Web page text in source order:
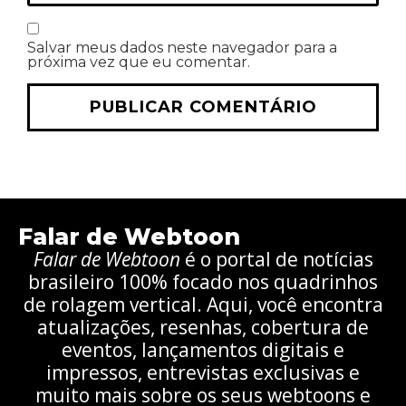
Salvar meus dados neste navegador para a
próxima vez que eu comentar.
Falar de Webtoon
Falar de Webtoon é o portal de notícias
brasileiro 100% focado nos quadrinhos
de rolagem vertical. Aqui, você encontra
atualizações, resenhas, cobertura de
eventos, lançamentos digitais e
impressos, entrevistas exclusivas e
muito mais sobre os seus webtoons e